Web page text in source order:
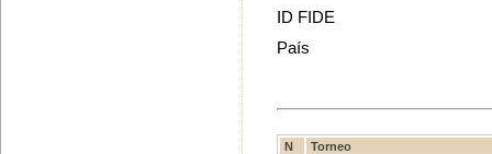
ID FIDE
País
N Torneo